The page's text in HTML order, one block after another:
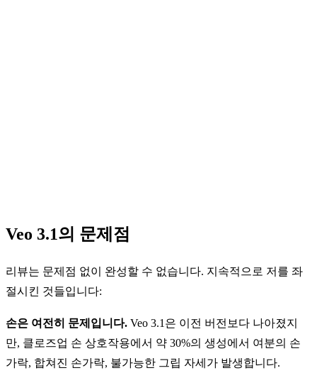
Veo 3.1의 문제점
리뷰는 문제점 없이 완성할 수 없습니다. 지속적으로 저를 좌
절시킨 것들입니다:
손은 여전히 문제입니다. Veo 3.1은 이전 버전보다 나아졌지
만, 클로즈업 손 상호작용에서 약 30%의 생성에서 여분의 손
가락, 합쳐진 손가락, 불가능한 그립 자세가 발생합니다.